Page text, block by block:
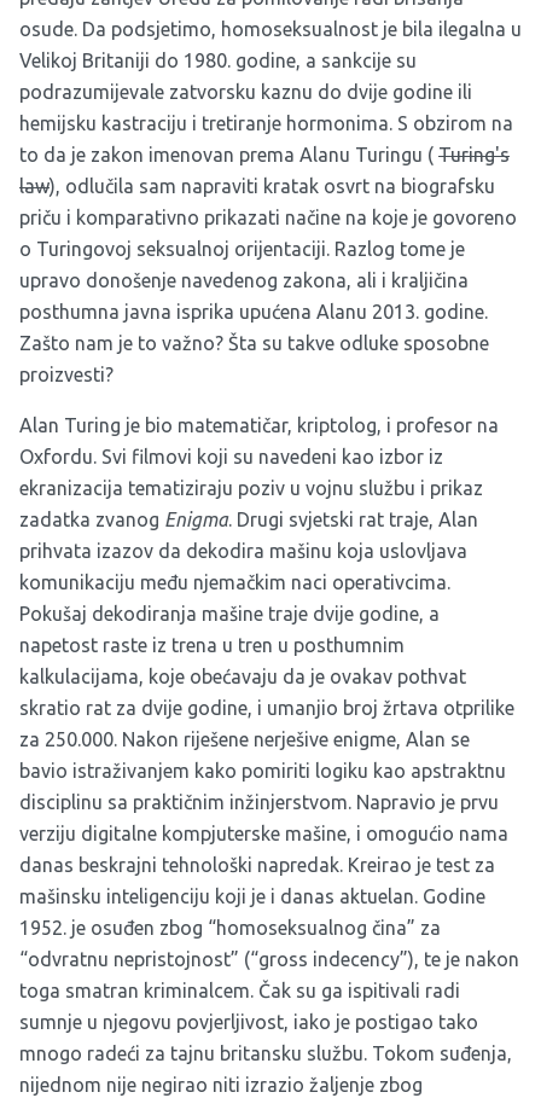
osude. Da podsjetimo, homoseksualnost je bila ilegalna u
Velikoj Britaniji do 1980. godine, a sankcije su
podrazumijevale zatvorsku kaznu do dvije godine ili
hemijsku kastraciju i tretiranje hormonima. S obzirom na
to da je zakon imenovan prema Alanu Turingu ( Turing's
law), odlučila sam napraviti kratak osvrt na biografsku
priču i komparativno prikazati načine na koje je govoreno
o Turingovoj seksualnoj orijentaciji. Razlog tome je
upravo donošenje navedenog zakona, ali i kraljičina
posthumna javna isprika upućena Alanu 2013. godine.
Zašto nam je to važno? Šta su takve odluke sposobne
proizvesti?
Alan Turing je bio matematičar, kriptolog, i profesor na
Oxfordu. Svi filmovi koji su navedeni kao izbor iz
ekranizacija tematiziraju poziv u vojnu službu i prikaz
zadatka zvanog Enigma. Drugi svjetski rat traje, Alan
prihvata izazov da dekodira mašinu koja uslovljava
komunikaciju među njemačkim naci operativcima.
Pokušaj dekodiranja mašine traje dvije godine, a
napetost raste iz trena u tren u posthumnim
kalkulacijama, koje obećavaju da je ovakav pothvat
skratio rat za dvije godine, i umanjio broj žrtava otprilike
za 250.000. Nakon riješene nerješive enigme, Alan se
bavio istraživanjem kako pomiriti logiku kao apstraktnu
disciplinu sa praktičnim inžinjerstvom. Napravio je prvu
verziju digitalne kompjuterske mašine, i omogućio nama
danas beskrajni tehnološki napredak. Kreirao je test za
mašinsku inteligenciju koji je i danas aktuelan. Godine
1952. je osuđen zbog “homoseksualnog čina” za
“odvratnu nepristojnost” (“gross indecency”), te je nakon
toga smatran kriminalcem. Čak su ga ispitivali radi
sumnje u njegovu povjerljivost, iako je postigao tako
mnogo radeći za tajnu britansku službu. Tokom suđenja,
nijednom nije negirao niti izrazio žaljenje zbog